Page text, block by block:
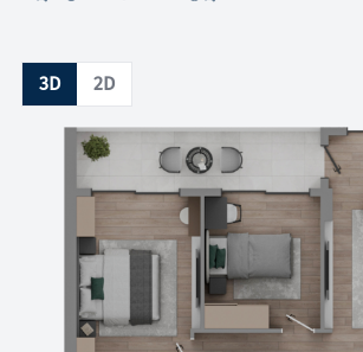
3D 2D